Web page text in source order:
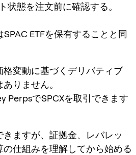
状態を注文前に確認する。
SPAC ETFを保有することと同
変動に基づくデリバティブ
りません。
PerpsでSPCXを取引できます
ますが、証拠金、レバレッ
仕組みを理解してから始める